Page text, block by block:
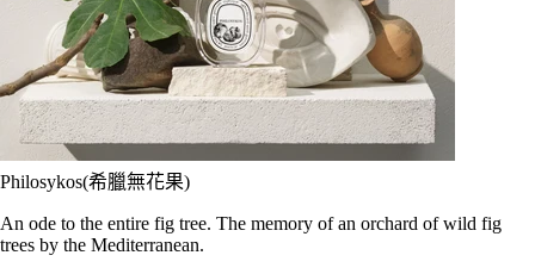
Philosykos(希臘無花果)
An ode to the entire fig tree. The memory of an orchard of wild fig
trees by the Mediterranean.